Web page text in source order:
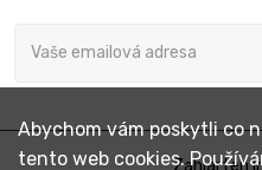
Zahlarten
Abychom vám poskytli co
tento web cookies.